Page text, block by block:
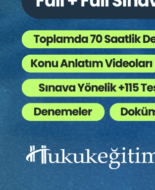
%40
Araç Satış Sözleşmesinden
Doğan Davalar